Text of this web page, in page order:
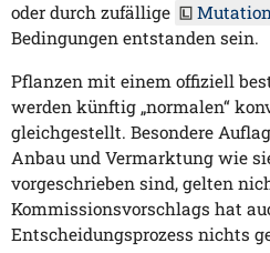
oder durch zufällige
Bedingungen entstanden sein.
Pflanzen mit einem offiziell
werden künftig „normalen“
gleichgestellt. Besondere
Anbau und Vermarktung wie
vorgeschrieben sind, gelten
Kommissionsvorschlags hat
Entscheidungsprozess nichts